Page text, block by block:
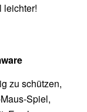
leichter!
zu schützen,
Spiel,